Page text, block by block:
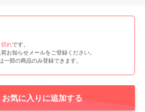
れです。
お知らせメールをご登録ください。
一部の商品のみ登録できます。
お気に入りに追加する